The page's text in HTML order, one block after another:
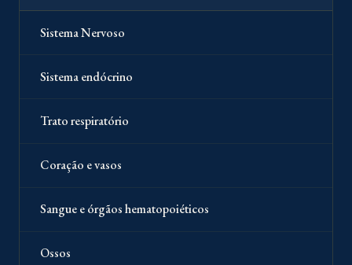
Sistema Nervoso
Sistema endócrino
Trato respiratório
Coração e vasos
Sangue e órgãos hematopoiéticos
Ossos